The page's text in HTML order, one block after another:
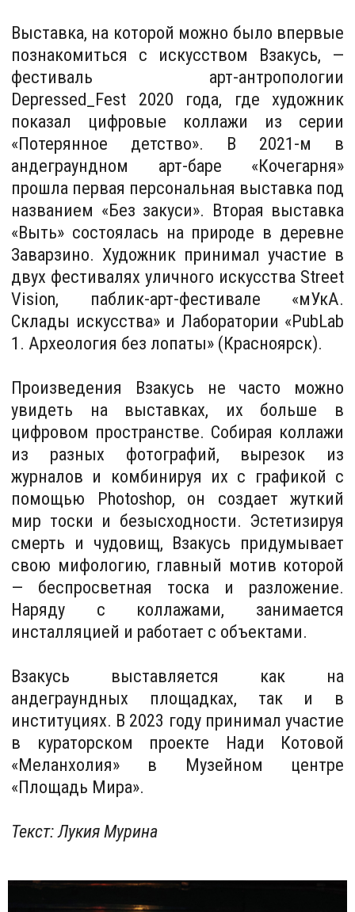
Произведения Взакусь не часто можно
увидеть на выставках, их больше в
цифровом пространстве. Собирая коллажи
из разных фотографий, вырезок из
журналов и комбинируя их с графикой с
помощью Photoshop, он создает жуткий
мир тоски и безысходности. Эстетизируя
смерть и чудовищ, Взакусь придумывает
свою мифологию, главный мотив которой
— беспросветная тоска и разложение.
Наряду с коллажами, занимается
инсталляцией и работает с объектами.
Взакусь выставляется как на
андеграундных площадках, так и в
институциях. В 2023 году принимал участие
в кураторском проекте Нади Котовой
«Меланхолия» в Музейном центре
«Площадь Мира».
Текст: Лукия Мурина